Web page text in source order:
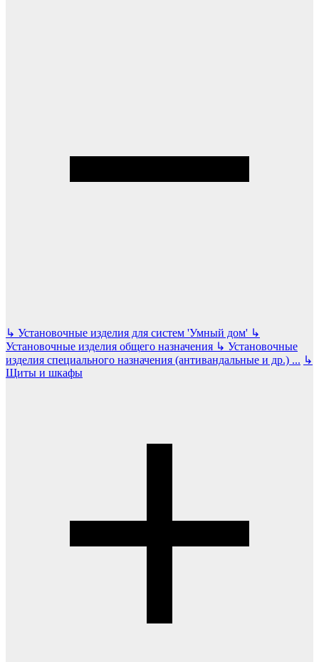
↳ Установочные изделия для систем 'Умный дом' ↳
Установочные изделия общего назначения ↳ Установочные
изделия специального назначения (антивандальные и др.) ... ↳
Щиты и шкафы